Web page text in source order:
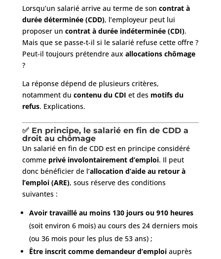
Lorsqu’un salarié arrive au terme de son contrat à
durée déterminée (CDD), l’employeur peut lui
proposer un contrat à durée indéterminée (CDI).
Mais que se passe-t-il si le salarié refuse cette offre ?
Peut-il toujours prétendre aux allocations chômage
?
La réponse dépend de plusieurs critères,
notamment du contenu du CDI et des motifs du
refus. Explications.
✅ En principe, le salarié en fin de CDD a
droit au chômage
Un salarié en fin de CDD est en principe considéré
comme privé involontairement d’emploi. Il peut
donc bénéficier de l’allocation d’aide au retour à
l’emploi (ARE), sous réserve des conditions
suivantes :
Avoir travaillé au moins 130 jours ou 910 heures
(soit environ 6 mois) au cours des 24 derniers mois
(ou 36 mois pour les plus de 53 ans) ;
Être inscrit comme demandeur d’emploiauprès